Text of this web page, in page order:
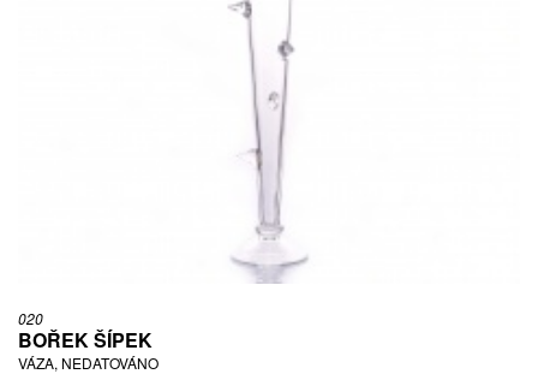
020
BOŘEK ŠÍPEK
VÁZA, NEDATOVÁNO